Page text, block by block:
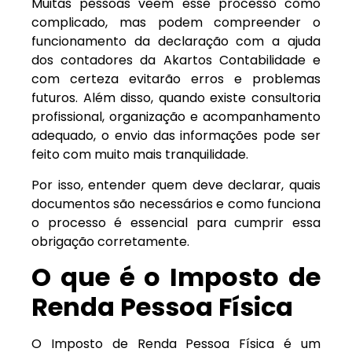
Muitas pessoas veem esse processo como
complicado, mas podem compreender o
funcionamento da declaração com a ajuda
dos contadores da Akartos Contabilidade e
com certeza evitarão erros e problemas
futuros. Além disso, quando existe consultoria
profissional, organização e acompanhamento
adequado, o envio das informações pode ser
feito com muito mais tranquilidade.
Por isso, entender quem deve declarar, quais
documentos são necessários e como funciona
o processo é essencial para cumprir essa
obrigação corretamente.
O que é o Imposto de
Renda Pessoa Física
O Imposto de Renda Pessoa Física é um